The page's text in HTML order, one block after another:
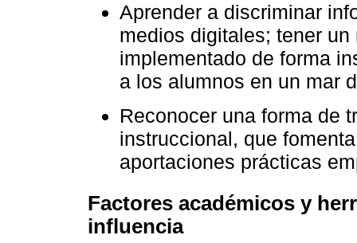
Aprender a discriminar
medios digitales; tener
implementado de forma
a los alumnos en un mar
Reconocer una forma de
instruccional, que
aportaciones prácticas
Factores académicos y
influencia